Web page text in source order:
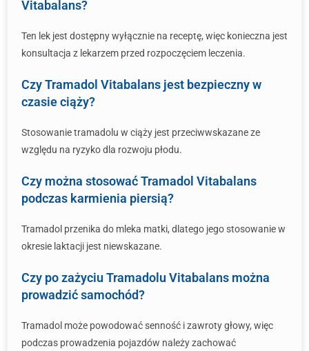
Vitabalans?
Ten lek jest dostępny wyłącznie na receptę, więc konieczna jest
konsultacja z lekarzem przed rozpoczęciem leczenia.
Czy Tramadol Vitabalans jest bezpieczny w
czasie ciąży?
Stosowanie tramadolu w ciąży jest przeciwwskazane ze
względu na ryzyko dla rozwoju płodu.
Czy można stosować Tramadol Vitabalans
podczas karmienia piersią?
Tramadol przenika do mleka matki, dlatego jego stosowanie w
okresie laktacji jest niewskazane.
Czy po zażyciu Tramadolu Vitabalans można
prowadzić samochód?
Tramadol może powodować senność i zawroty głowy, więc
podczas prowadzenia pojazdów należy zachować